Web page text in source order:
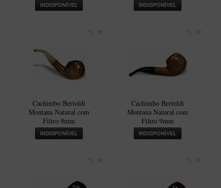
Cachimbos
INDISPONÍVEL INDISPONÍVEL
Cachimbo Bertoldi
Montana Natural com
Filtro 9mm
INDISPONÍVEL
Cachimbo Bertoldi
Montana Natural com
Filtro 9mm
INDISPONÍVEL